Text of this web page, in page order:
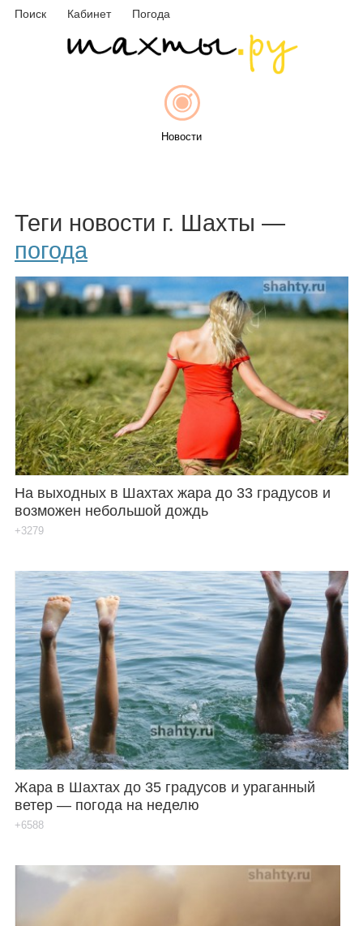
Поиск Кабинет Погода
Новости
Афиша
Объявления
Каталог
Инфо
Карты
Фотогалерея
Теги новости г. Шахты —
погода
На выходных в Шахтах жара до 33 градусов и
возможен небольшой дождь
+3279
Жара в Шахтах до 35 градусов и ураганный
ветер — погода на неделю
+6588